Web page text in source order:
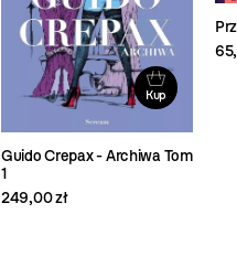
Kup
Guido Crepax - Archiwa Tom
1
249,00 zł